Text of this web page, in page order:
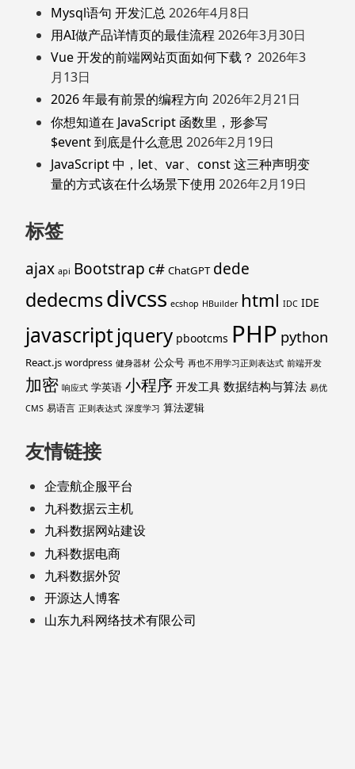
Mysql语句 开发汇总 2026年4月8日
用AI做产品详情页的最佳流程 2026年3月30日
Vue 开发的前端网站页面如何下载？ 2026年3
月13日
2026 年最有前景的编程方向 2026年2月21日
你想知道在 JavaScript 函数里，形参写
$event 到底是什么意思 2026年2月19日
JavaScript 中，let、var、const 这三种声明变
量的方式该在什么场景下使用 2026年2月19日
标签
ajax api Bootstrap c# ChatGPT dede
dedecmsdivcss ecshop HBuilder html IDC IDE
javascriptjquery pbootcms PHP python
React.js wordpress 健身器材 公众号 再也不用学习正则表达式 前端开发
加密 响应式 学英语 小程序 开发工具 数据结构与算法 易优
CMS 易语言 正则表达式 深度学习 算法逻辑
友情链接
企壹航企服平台
九科数据云主机
九科数据网站建设
九科数据电商
九科数据外贸
开源达人博客
山东九科网络技术有限公司